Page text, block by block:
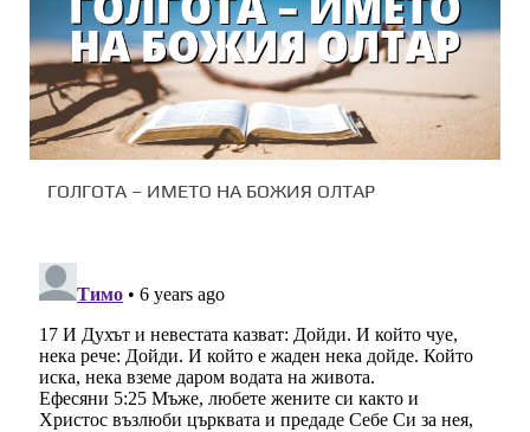
ГОЛГОТА – ИМЕТО НА БОЖИЯ ОЛТАР